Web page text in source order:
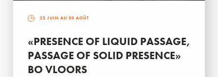
25 JUIN AU 30 AOÛT
«PRESENCE OF LIQUID PASSAGE,
PASSAGE OF SOLID PRESENCE»
BO VLOORS